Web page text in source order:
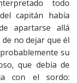
todo
capitán había
apartarse allá
no dejar que él
su
que debía de
con el sordo: